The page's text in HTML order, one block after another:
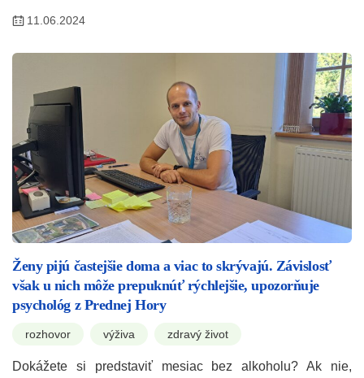
11.06.2024
Ženy pijú častejšie doma a viac to skrývajú. Závislosť
však u nich môže prepuknúť rýchlejšie, upozorňuje
psychológ z Prednej Hory
rozhovor výživa zdravý život
Dokážete si predstaviť mesiac bez alkoholu? Ak nie,